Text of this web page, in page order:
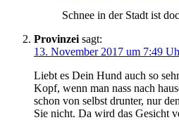
Schnee in der Stadt ist
Provinzei sagt:
13. November 2017 um 7:49
Liebt es Dein Hund auch so
Kopf, wenn man nass nach
schon von selbst drunter, nur
Sie nicht. Da wird das Gesicht